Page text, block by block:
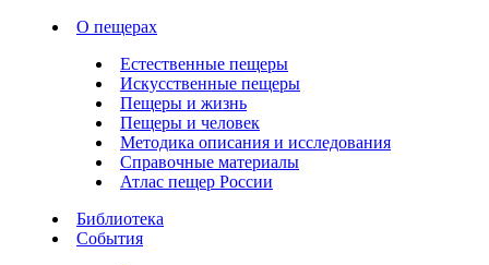
О пещерах
Естественные пещеры
Искусственные пещеры
Пещеры и жизнь
Пещеры и человек
Методика описания и исследования
Справочные материалы
Атлас пещер России
Библиотека
События